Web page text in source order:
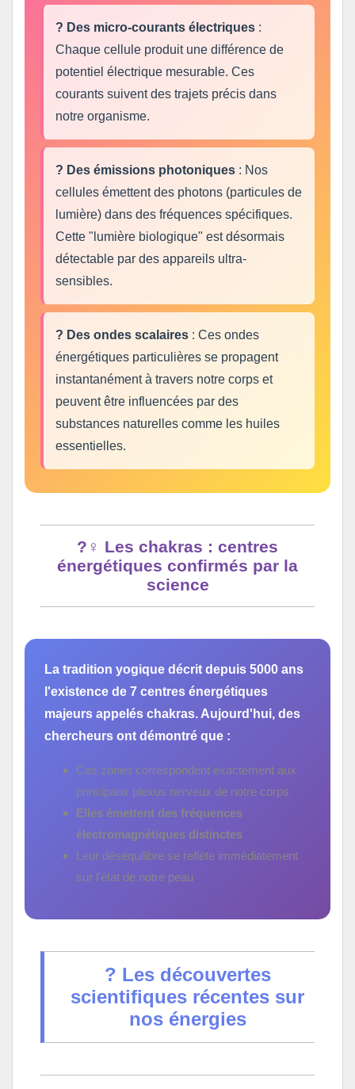
? Des micro-courants électriques :
Chaque cellule produit une différence de
potentiel électrique mesurable. Ces
courants suivent des trajets précis dans
notre organisme.
? Des émissions photoniques : Nos
cellules émettent des photons (particules de
lumière) dans des fréquences spécifiques.
Cette "lumière biologique" est désormais
détectable par des appareils ultra-
sensibles.
? Des ondes scalaires : Ces ondes
énergétiques particulières se propagent
instantanément à travers notre corps et
peuvent être influencées par des
substances naturelles comme les huiles
essentielles.
?‍♀️ Les chakras : centres
énergétiques confirmés par la
science
La tradition yogique décrit depuis 5000 ans
l'existence de 7 centres énergétiques
majeurs appelés chakras. Aujourd'hui, des
chercheurs ont démontré que :
Ces zones correspondent exactement aux
principaux plexus nerveux de notre corps
Elles émettent des fréquences
électromagnétiques distinctes
Leur déséquilibre se reflète immédiatement
sur l'état de notre peau
? Les découvertes
scientifiques récentes sur
nos énergies